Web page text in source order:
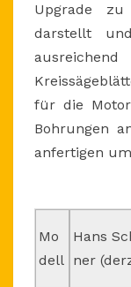
Upgrade zu
darstellt
für die
Bohrungen
anfertigen
Mo
dell
Hans
ner